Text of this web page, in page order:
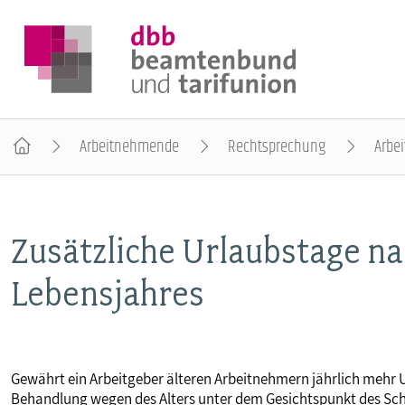
BEAMTINNEN & BEAMTE
ARBEITNEHMENDE
POLITIK & POSITIONEN
Arbeitnehmende Rechtsprechung
Zusätzliche Urlaubstage
Lebensjahres
Gewährt ein Arbeitgeber älteren Arbeitnehmern jährlich
Behandlung wegen des Alters unter dem Gesichtspunkt des